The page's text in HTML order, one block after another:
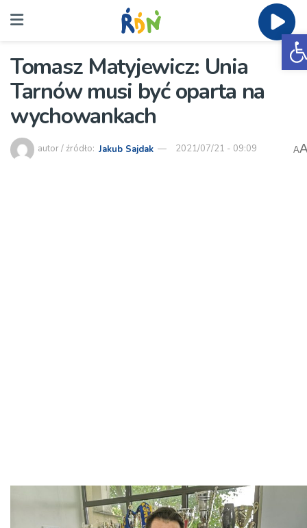
Tomasz Matyjewicz: Unia
Tarnów musi być oparta na
wychowankach
autor / źródło: Jakub Sajdak 2021/07/21 - 09:09 A